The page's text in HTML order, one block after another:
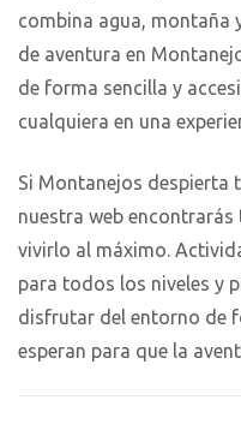
combina agua, montaña
de aventura en
de forma sencilla y
cualquiera en una
Si Montanejos despierta
nuestra web
vivirlo al máximo.
para todos los niveles y
disfrutar del entorno de
esperan para que la